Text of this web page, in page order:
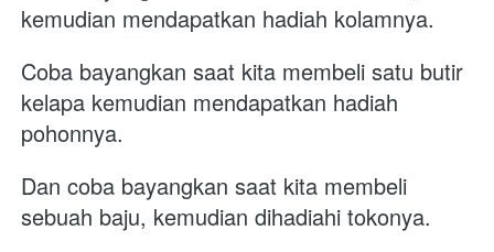
kemudian mendapatkan hadiah kolamnya.
Coba bayangkan saat kita membeli satu butir
kelapa kemudian mendapatkan hadiah
pohonnya.
Dan coba bayangkan saat kita membeli
sebuah baju, kemudian dihadiahi tokonya.